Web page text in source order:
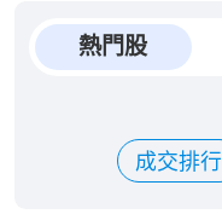
熱門股
成交排行